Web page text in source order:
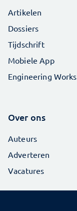
Artikelen
Dossiers
Tijdschrift
Mobiele App
Engineering Works
Over ons
Auteurs
Adverteren
Vacatures